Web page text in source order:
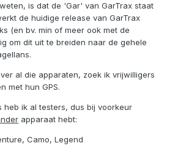
is dat de 'Gar' van GarTrax staat
de huidige release van GarTrax
(en bv. min of meer ook met de
om dit uit te breiden naar de gehele
al die apparaten, zoek ik vrijwilligers
met hun GPS.
heb ik al testers, dus bij voorkeur
apparaat hebt:
Camo, Legend